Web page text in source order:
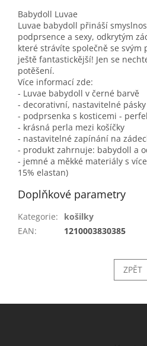
Babydoll Luvae
Luvae babydoll přináší
podprsence a sexy, odkrytým
které strávíte společně se svým
ještě fantastickější! Jen se
potěšení.
Více informací zde:
- Luvae babydoll v černé barvě
- decorativní, nastavitelné
- podprsenka s kosticemi -
- krásná perla mezi košíčky
- nastavitelné zapínání na
- produkt zahrnuje: babydoll a
- jemné a měkké materiály s
15% elastan)
Doplňkové parametry
Kategorie:
košilky
EAN: 1210003830385
ZPĚT